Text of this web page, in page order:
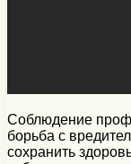
Соблюдение
борьба с
сохранить